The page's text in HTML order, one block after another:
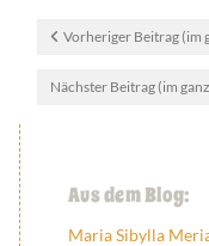
Vorheriger Beitrag (im
Nächster Beitrag (im
Aus dem Blog:
Maria Sibylla